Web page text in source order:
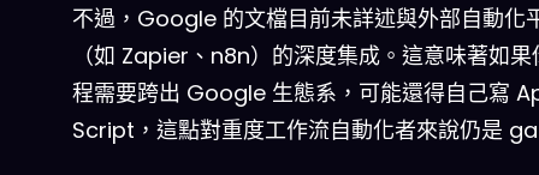
不過，Google 的文檔目前未詳述與外部自動化
（如 Zapier、n8n）的深度集成。這意味著如果
程需要跨出 Google 生態系，可能還得自己寫
Script，這點對重度工作流自動化者來說仍是